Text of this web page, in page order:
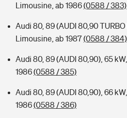
Limousine, ab 1986(0588 / 383)
Audi 80, 89 (AUDI 80,90 TURBO
Limousine, ab 1987(0588 / 384)
Audi 80, 89 (AUDI 80,90), 65
1986(0588 / 385)
Audi 80, 89 (AUDI 80,90), 66
1986(0588 / 386)